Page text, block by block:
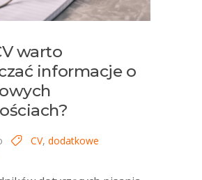
warto
informacje o
CV, dodatkowe